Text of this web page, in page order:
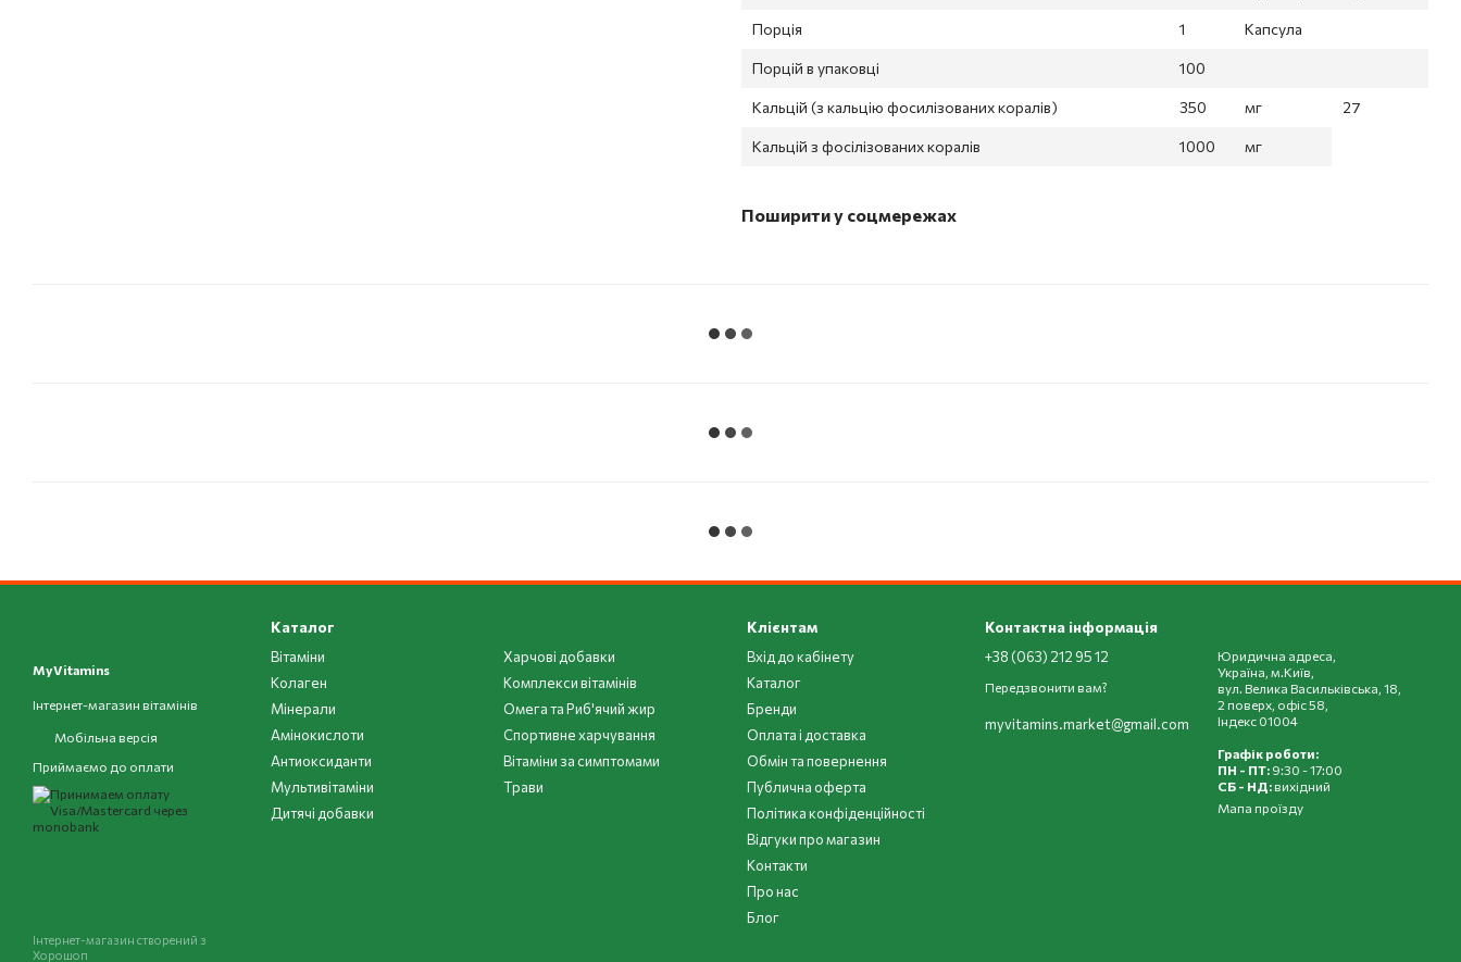
Порція 1 Капсула
Порцій в упаковці 100
Кальцій (з кальцію фосилізованих коралів) 350 мг 27
Кальцій з фосілізованих коралів 1000 мг
Поширити у соцмережах
MyVitamins
Інтернет-магазин вітамінів
Мобільна версія
Приймаємо до оплати
Інтернет-магазин створений з
Хорошоп
Каталог
Вітаміни
Колаген
Мінерали
Амінокислоти
Антиоксиданти
Мультивітаміни
Дитячі добавки
Харчові добавки
Комплекси вітамінів
Омега та Риб'ячий жир
Спортивне харчування
Вітаміни за симптомами
Трави
Клієнтам
Вхід до кабінету
Каталог
Бренди
Оплата і доставка
Обмін та повернення
Публична оферта
Політика конфіденційності
Відгуки про магазин
Контакти
Про нас
Блог
Контактна інформація
+38 (063) 212 95 12
Передзвонити вам?
myvitamins.market@gmail.com
Юридична адреса,
Україна, м.Київ,
вул. Велика Васильківська, 18,
2 поверх, офіс 58,
Індекс 01004
Графік роботи:
ПН - ПТ: 9:30 - 17:00
СБ - НД: вихідний
Мапа проїзду